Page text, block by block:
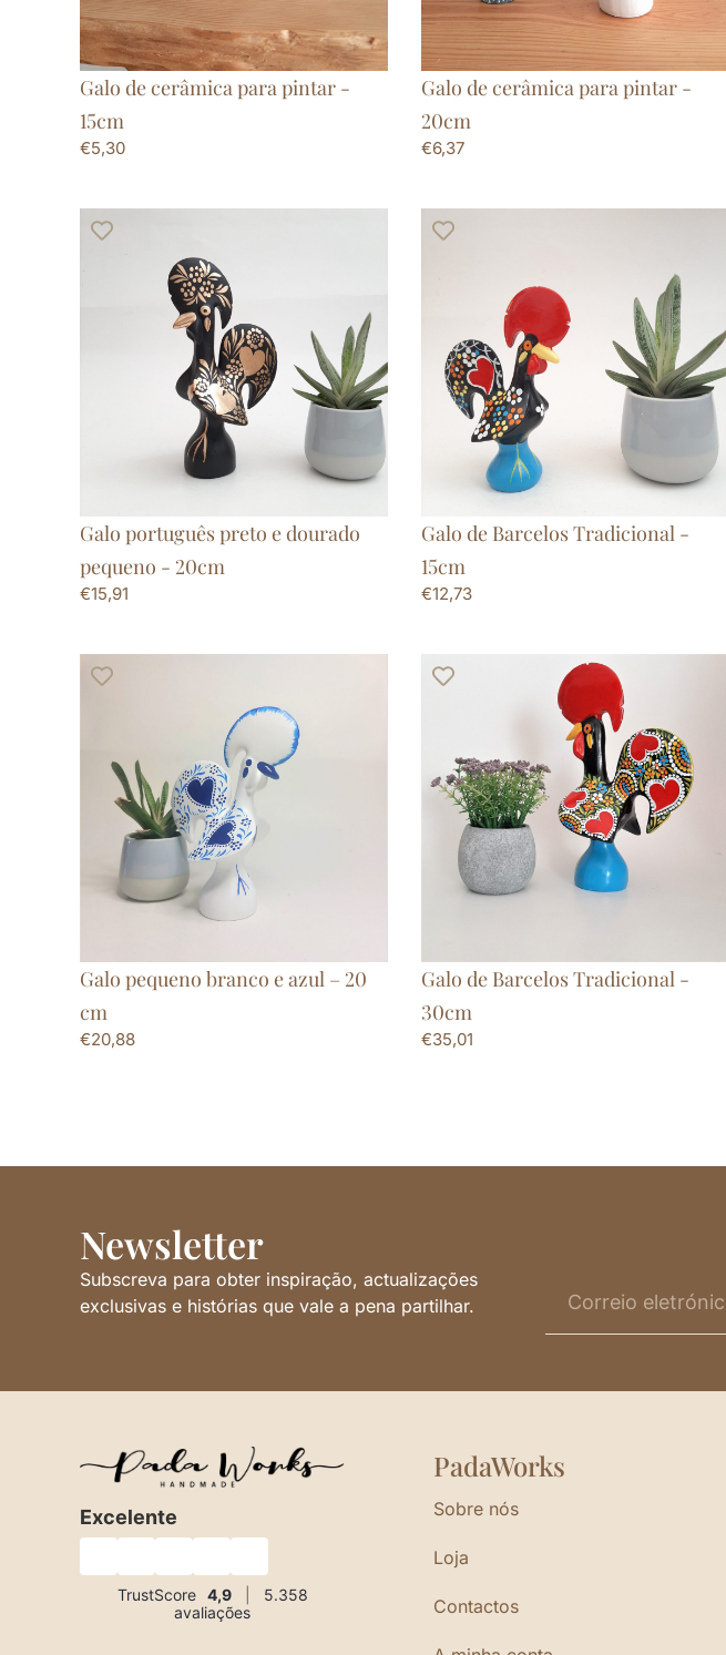
Galo de cerâmica para pintar -
15cm
€5,30
Galo de cerâmica para pintar -
20cm
€6,37
Galo português preto e dourado
pequeno - 20cm
€15,91
Galo de Barcelos Tradicional -
15cm
€12,73
Galo pequeno branco e azul – 20
cm
€20,88
Galo de Barcelos Tradicional -
30cm
€35,01
Newsletter
Subscreva para obter inspiração, actualizações
exclusivas e histórias que vale a pena partilhar.
Excelente
TrustScore 4,9
5.358
avaliações
PadaWorks
Sobre nós
Loja
Contactos